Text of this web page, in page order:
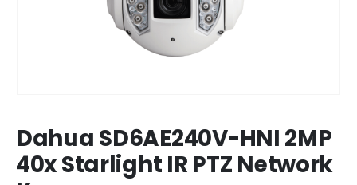
Dahua SD6AE240V-HNI 2MP
40x Starlight IR PTZ Network